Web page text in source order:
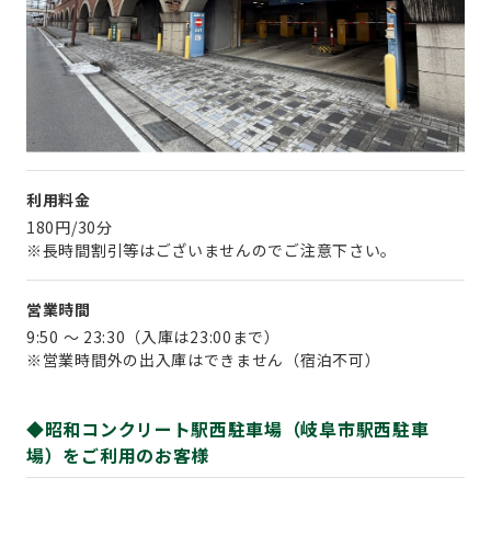
利用料金
180円/30分
※長時間割引等はございませんのでご注意下さい。
営業時間
9:50 ～ 23:30（入庫は23:00まで）
※営業時間外の出入庫はできません（宿泊不可）
◆昭和コンクリート駅西駐車場（岐阜市駅西駐車
場）をご利用のお客様